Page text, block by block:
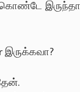
இருக்கவா?